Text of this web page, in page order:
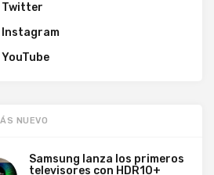
Twitter
Instagram
YouTube
NUEVO
Samsung lanza los primeros
televisores con HDR10+